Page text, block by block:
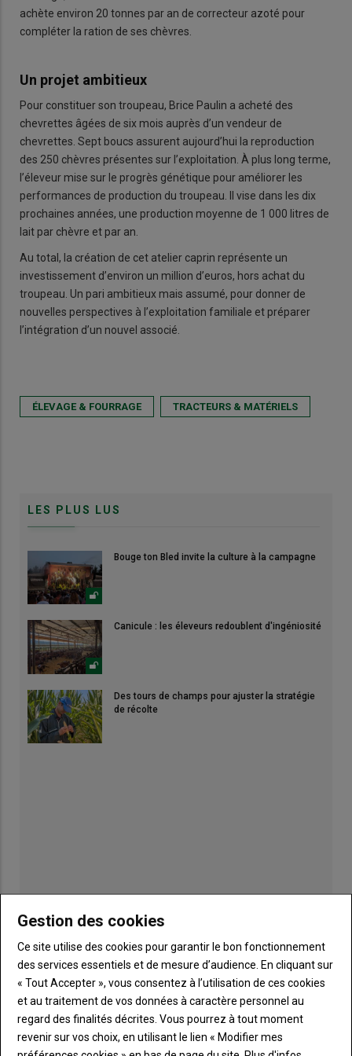
achète environ 20 tonnes par an de correcteur azoté pour
compléter la ration de ses chèvres.
Un projet ambitieux
Pour constituer son troupeau, Brice Paulin a acheté des
chevrettes âgées de six mois auprès d’un vendeur de
chevrettes. Sept boucs assurent aujourd’hui la reproduction
des 250 chèvres présentes sur l’exploitation. À plus long terme,
l’éleveur mise sur le progrès génétique pour améliorer les
performances de production du troupeau. Il vise dans les dix
prochaines années, une production moyenne de 1 000 litres de
lait par chèvre et par an.
Au total, la création de cet atelier caprin représente un
investissement d’environ un million d’euros, hors achat du
troupeau. Un pari ambitieux mais assumé, pour donner de
nouvelles perspectives à l’exploitation familiale et préparer
l’intégration d’un nouvel associé.
ÉLEVAGE & FOURRAGE TRACTEURS & MATÉRIELS
LES PLUS LUS
Bouge ton Bled invite la culture à la campagne
Canicule : les éleveurs redoublent d'ingéniosité
Des tours de champs pour ajuster la stratégie
de récolte
Publicité
TITRE JE M'ABONNE
Gestion des cookies
Ce site utilise des cookies pour garantir le bon fonctionnement
des services essentiels et de mesure d’audience. En cliquant sur
« Tout Accepter », vous consentez à l’utilisation de ces cookies
et au traitement de vos données à caractère personnel au
regard des finalités décrites. Vous pourrez à tout moment
revenir sur vos choix, en utilisant le lien « Modifier mes